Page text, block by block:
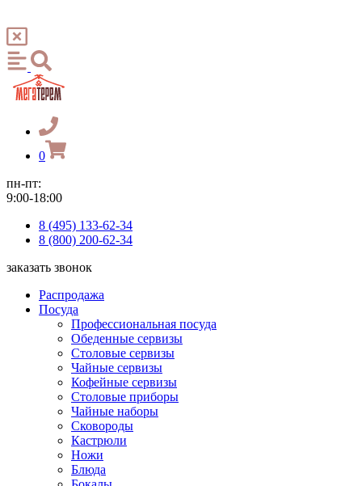
0
пн-пт:
9:00-18:00
8 (495) 133-62-34
8 (800) 200-62-34
заказать звонок
Распродажа
Посуда
Профессиональная посуда
Обеденные сервизы
Столовые сервизы
Чайные сервизы
Кофейные сервизы
Столовые приборы
Чайные наборы
Сковороды
Кастрюли
Ножи
Блюда